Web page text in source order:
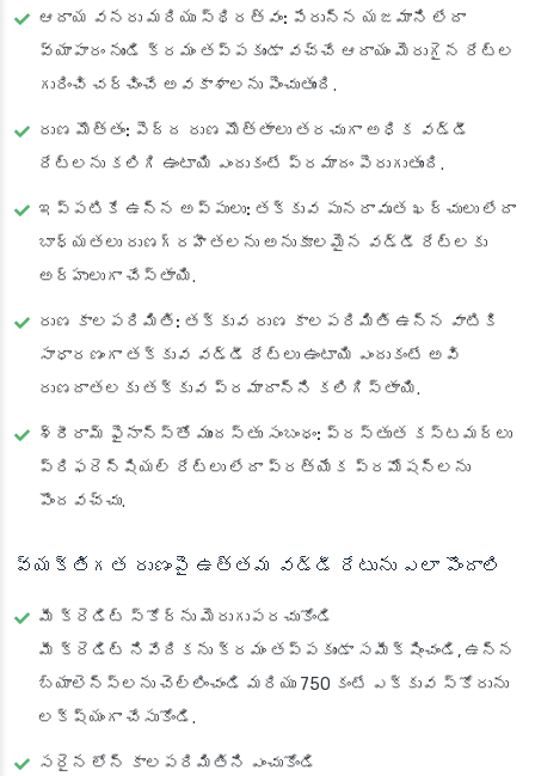
ఆదాయ వనరు మరియు స్థిరత్వం: పేరున్న యజమాని లేదా
వ్యాపారం నుండి క్రమం తప్పకుండా వచ్చే ఆదాయం మెరుగైన రేట్ల
గురించి చర్చించే అవకాశాలను పెంచుతుంది.
రుణ మొత్తం: పెద్ద రుణ మొత్తాలు తరచుగా అధిక వడ్డీ
రేట్లను కలిగి ఉంటాయి ఎందుకంటే ప్రమాదం పెరుగుతుంది.
ఇప్పటికే ఉన్న అప్పులు: తక్కువ పునరావృత ఖర్చులు లేదా
బాధ్యతలు రుణగ్రహీతలను అనుకూలమైన వడ్డీ రేట్లకు
అర్హులుగా చేస్తాయి.
రుణ కాలపరిమితి: తక్కువ రుణ కాలపరిమితి ఉన్న వాటికి
సాధారణంగా తక్కువ వడ్డీ రేట్లు ఉంటాయి ఎందుకంటే అవి
రుణదాతలకు తక్కువ ప్రమాదాన్ని కలిగిస్తాయి.
శ్రీరామ్ ఫైనాన్స్‌తో ముందస్తు సంబంధం: ప్రస్తుత కస్టమర్‌లు
ప్రిఫరెన్షియల్ రేట్లు లేదా ప్రత్యేక ప్రమోషన్‌లను
పొందవచ్చు.
వ్యక్తిగత రుణంపై ఉత్తమ వడ్డీ రేటును ఎలా పొందాలి
మీ క్రెడిట్ స్కోర్‌ను మెరుగుపరచుకోండి
మీ క్రెడిట్ నివేదికను క్రమం తప్పకుండా సమీక్షించండి, ఉన్న
బ్యాలెన్స్‌లను చెల్లించండి మరియు 750 కంటే ఎక్కువ స్కోరును
లక్ష్యంగా చేసుకోండి.
సరైన లోన్ కాలపరిమితిని ఎంచుకోండి